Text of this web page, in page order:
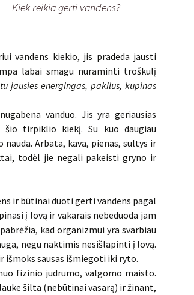
Kiek reikia gerti vandens?
vandens kiekio, jis pradeda jausti
labai smagu nuraminti troškulį
tu jausies energingas, pakilus, kupinas
vanduo. Jis yra geriausias
tirpiklio kiekį. Su kuo daugiau
Arbata, kava, pienas, sultys ir
todėl jie negali pakeisti gryno ir
ir būtinai duoti gerti vandens pagal
į lovą ir vakarais nebeduoda jam
kad organizmui yra svarbiau
negu naktimis nesišlapinti į lovą.
išmoks sausas išmiegoti iki ryto.
fizinio judrumo, valgomo maisto.
šilta (nebūtinai vasarą) ir žinant,